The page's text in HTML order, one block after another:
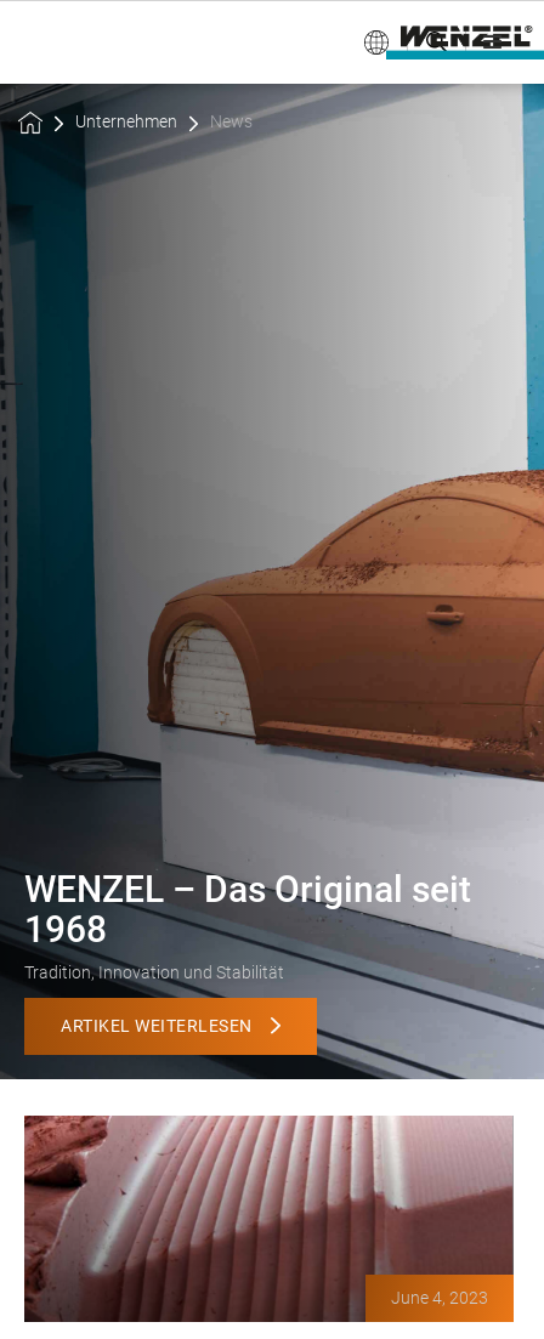
Unternehmen News
WENZEL – Das Original seit
1968
Tradition, Innovation und Stabilität
ARTIKEL WEITERLESEN
June 4, 2023